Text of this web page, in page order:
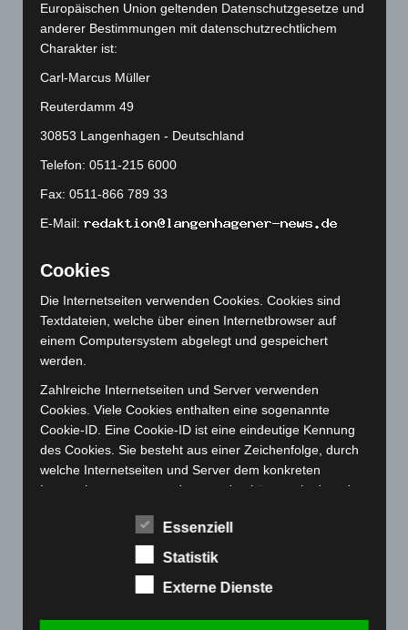
Juni 2023(142)
Mai 2023(139)
April 2023
(155)
März 2023
(174)
September 2022
Juli 2022(133)
Juni 2022(167)
Mai 2022(177)
April 2022(198)
März 2022(221)
Februar 2022(189)
Januar 2022(190)
(215)
(171)
(180)
August 2021(154)
Europäischen Union geltenden Datenschutzgesetze und
anderer Bestimmungen mit datenschutzrechtlichem
Charakter ist:
Carl-Marcus Müller
Reuterdamm 49
30853 Langenhagen - Deutschland
Telefon: 0511-215 6000
Fax: 0511-866 789 33
E-Mail:
Cookies
Die Internetseiten verwenden Cookies. Cookies sind
Textdateien, welche über einen Internetbrowser auf
einem Computersystem abgelegt und gespeichert
werden.
Zahlreiche Internetseiten und Server verwenden
Cookies. Viele Cookies enthalten eine sogenannte
Cookie-ID. Eine Cookie-ID ist eine eindeutige Kennung
des Cookies. Sie besteht aus einer Zeichenfolge, durch
welche Internetseiten und Server dem konkreten
Internetbrowser zugeordnet werden können, in dem das
besuchten Internetseiten und Servern, den individuellen
Browser der betroffenen Person von anderen
unterscheiden. Ein bestimmter Internetbrowser kann
Essenziell
Statistik
Externe Dienste